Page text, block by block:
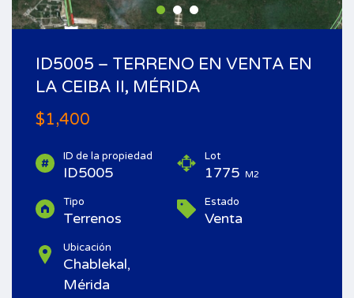
ID5005 – TERRENO EN VENTA EN
LA CEIBA II, MÉRIDA
$1,400
ID de la propiedad
ID5005
Lot
1775 M2
Tipo
Terrenos
Estado
Venta
Ubicación
Chablekal,
Mérida